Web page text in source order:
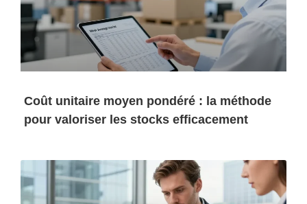
Coût unitaire moyen pondéré : la méthode
pour valoriser les stocks efficacement